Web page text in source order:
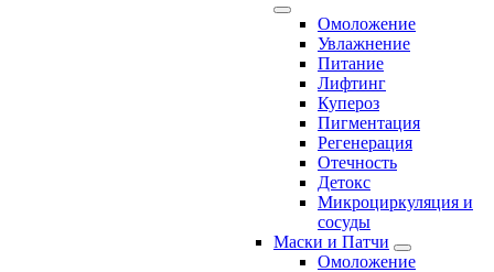
Омоложение
Увлажнение
Питание
Лифтинг
Купероз
Пигментация
Регенерация
Отечность
Детокс
Микроциркуляция и
сосуды
Маски и Патчи
Омоложение